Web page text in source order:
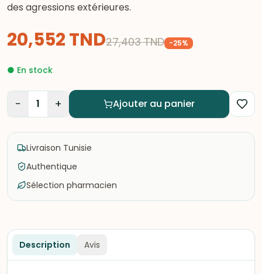
des agressions extérieures.
20,552TND27,403 TND -25%
● En stock
− 1 + Ajouter au panier
Livraison Tunisie
Authentique
Sélection pharmacien
Description Avis